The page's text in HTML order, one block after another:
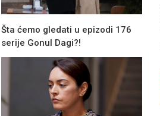
Šta ćemo gledati u epizodi 176
serije Gonul Dagi?!